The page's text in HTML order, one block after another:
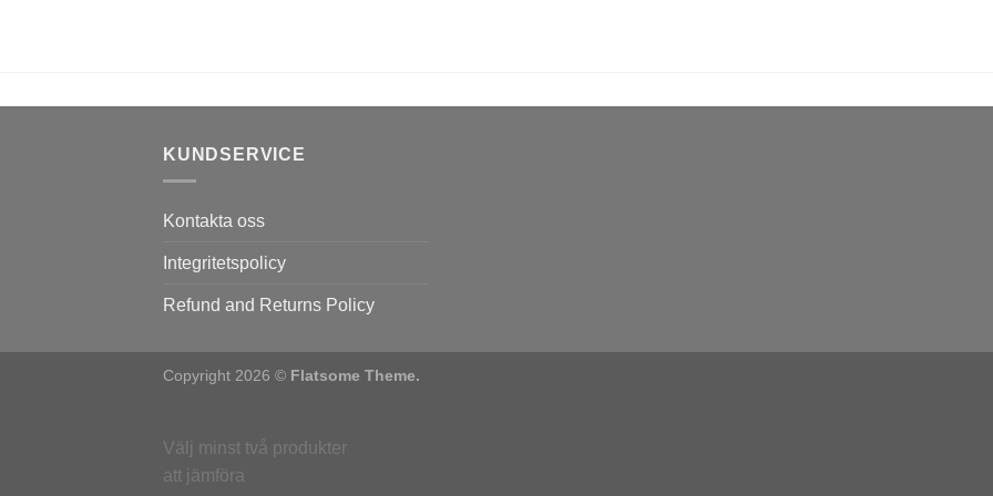
KUNDSERVICE
Kontakta oss
Integritetspolicy
Refund and Returns Policy
Copyright 2026 © Flatsome Theme.
Välj minst två produkter
att jämföra